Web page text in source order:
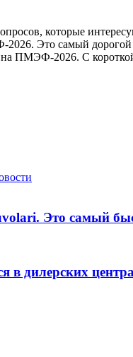
которые
Это самый дорогой
ПМЭФ-2026. С
Это самый
в дилерских